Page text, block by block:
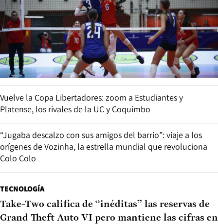
Vuelve la Copa Libertadores: zoom a Estudiantes y
Platense, los rivales de la UC y Coquimbo
“Jugaba descalzo con sus amigos del barrio”: viaje a los
orígenes de Vozinha, la estrella mundial que revoluciona
Colo Colo
TECNOLOGÍA
Take-Two califica de “inéditas” las reservas de
Grand Theft Auto VI pero mantiene las cifras en